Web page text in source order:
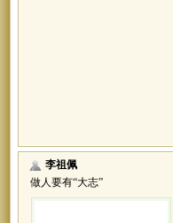
李祖佩
做人要有“大志”